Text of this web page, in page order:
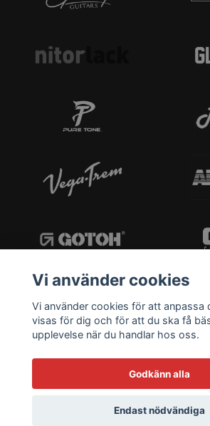
Vi använder cookies
Vi använder cookies för att anpassa
visas för dig och för att du ska få
upplevelse när du handlar hos oss.
Godkänn alla
Endast nödvändiga